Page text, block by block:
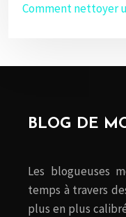
Comment nettoyer
BLOG DE
Les blogueuses
temps à travers
plus en plus